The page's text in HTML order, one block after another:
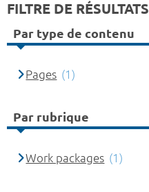
FILTRE DE RÉSULTATS
Par type de contenu
Pages (1)
Par rubrique
Work packages (1)